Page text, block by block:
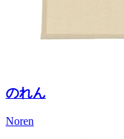
のれん
Noren